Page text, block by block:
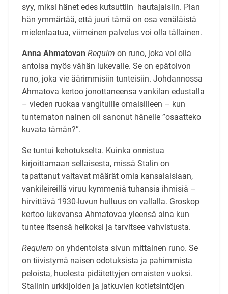
syy, miksi hänet edes kutsuttiin hautajaisiin. Pian
hän ymmärtää, että juuri tämä on osa venäläistä
mielenlaatua, viimeinen palvelus voi olla tällainen.
Anna Ahmatovan Requim on runo, joka voi olla
antoisa myös vähän lukevalle. Se on epätoivon
runo, joka vie äärimmisiin tunteisiin. Johdannossa
Ahmatova kertoo jonottaneensa vankilan edustalla
– vieden ruokaa vangituille omaisilleen – kun
tuntematon nainen oli sanonut hänelle ”osaatteko
kuvata tämän?”.
Se tuntui kehotukselta. Kuinka onnistua
kirjoittamaan sellaisesta, missä Stalin on
tapattanut valtavat määrät omia kansalaisiaan,
vankileireillä viruu kymmeniä tuhansia ihmisiä –
hirvittävä 1930-luvun hulluus on vallalla. Groskop
kertoo lukevansa Ahmatovaa yleensä aina kun
tuntee itsensä heikoksi ja tarvitsee vahvistusta.
Requiem on yhdentoista sivun mittainen runo. Se
on tiivistymä naisen odotuksista ja pahimmista
peloista, huolesta pidätettyjen omaisten vuoksi.
Stalinin urkkijoiden ja jatkuvien kotietsintöjen